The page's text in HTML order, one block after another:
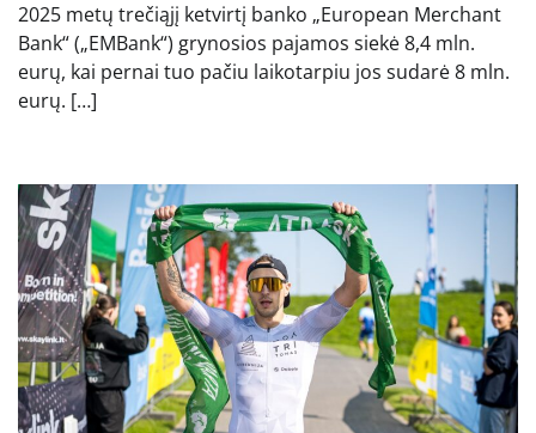
2025 metų trečiąjį ketvirtį banko „European Merchant
Bank“ („EMBank“) grynosios pajamos siekė 8,4 mln.
eurų, kai pernai tuo pačiu laikotarpiu jos sudarė 8 mln.
eurų. […]